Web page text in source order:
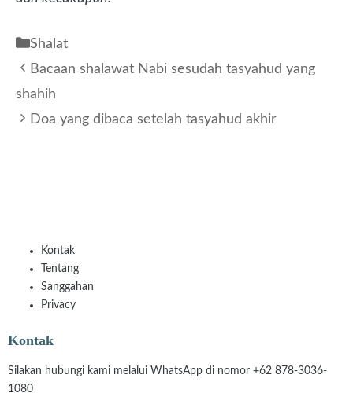
Kategori
Shalat
Bacaan shalawat Nabi sesudah tasyahud yang
shahih
Doa yang dibaca setelah tasyahud akhir
Kontak
Tentang
Sanggahan
Privacy
Kontak
Silakan hubungi kami melalui WhatsApp di nomor +62 878-3036-
1080